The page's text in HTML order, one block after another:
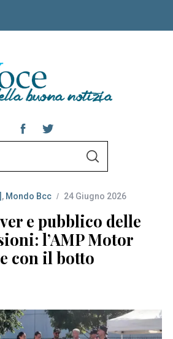
S
C
H
, Mondo Bcc 24 Giugno 2026
e pubblico delle
l’AMP Motor
con il botto